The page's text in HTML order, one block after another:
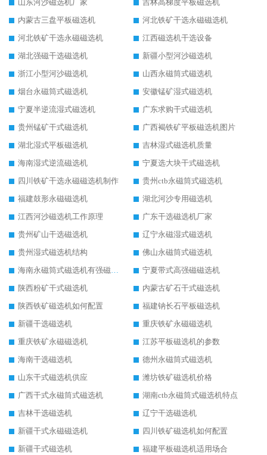
山东河沙磁选机厂家
吉林高梯度平板磁选机
内蒙古三盘平板磁选机
河北铁矿干选永磁磁选机
河北铁矿干选永磁磁选机
江西磁选机干选设备
湖北强磁干选磁选机
新疆小型河沙磁选机
浙江小型河沙磁选机
山西永磁筒式磁选机
烟台永磁筒式磁选机
安徽锰矿湿式磁选机
宁夏半逆流湿式磁选机
广东求购干式磁选机
贵州锰矿干式磁选机
广西褐铁矿平板磁选机图片
湖北湿式平板磁选机
吉林湿式磁选机质量
海南湿式逆流磁选机
宁夏选大块干式磁选机
四川铁矿干选永磁磁选机制作
贵州ctb永磁筒式磁选机
福建鼓形永磁磁选机
湖北河沙专用磁选机
江西河沙磁选机工作原理
广东干选磁选机厂家
贵州矿山干选磁选机
辽宁永磁湿式磁选机
贵州湿式磁选机结构
佛山永磁筒式磁选机
海南永磁筒式磁选机有强磁的吗
宁夏带式高强磁磁选机
陕西粉矿干式磁选机
内蒙古矿石干式磁选机
陕西铁矿磁选机如何配置
福建钠长石平板磁选机
新疆干选磁选机
重庆铁矿永磁磁选机
重庆铁矿永磁磁选机
江苏平板磁选机的参数
海南干选磁选机
德州永磁筒式磁选机
山东干式磁选机供应
潍坊铁矿磁选机价格
广西干式永磁筒式磁选机
湖南ctb永磁筒式磁选机特点
吉林干选磁选机
辽宁干选磁选机
新疆干式永磁磁选机
四川铁矿磁选机如何配置
新疆干式磁选机
福建平板磁选机适用场合